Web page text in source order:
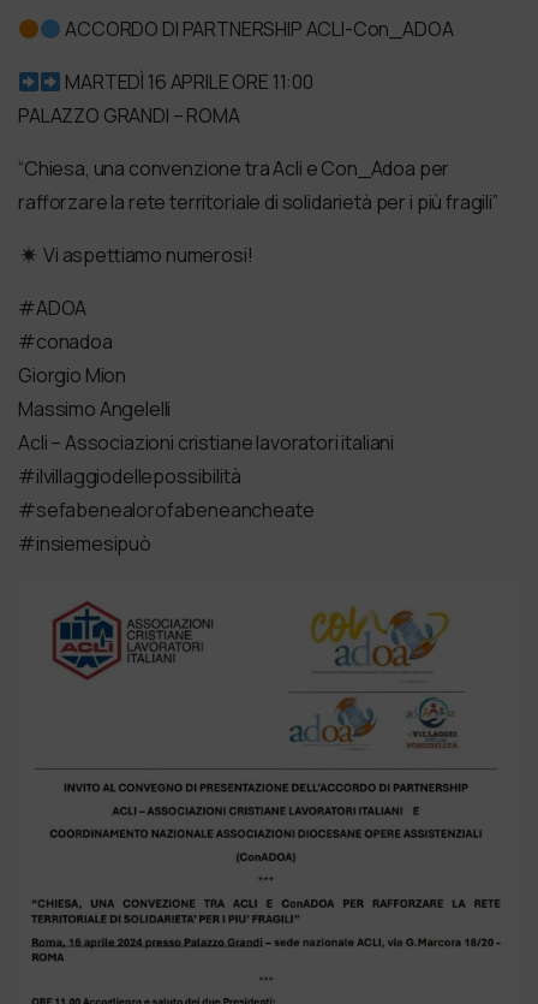
ACCORDO DI PARTNERSHIP ACLI-Con_ADOA
MARTEDÌ 16 APRILE ORE 11:00
PALAZZO GRANDI – ROMA
“Chiesa, una convenzione tra Acli e Con_Adoa per
rafforzare la rete territoriale di solidarietà per i più fragili”
Vi aspettiamo numerosi!
#ADOA
#conadoa
Giorgio Mion
Massimo Angelelli
Acli – Associazioni cristiane lavoratori italiani
#ilvillaggiodellepossibilità
#sefabenealorofabeneancheate
#insiemesipuò